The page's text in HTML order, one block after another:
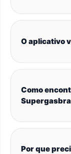
O aplicativo
Como
Por que